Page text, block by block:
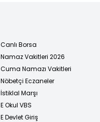
Canlı Borsa
Namaz Vakitleri 2026
Cuma Namazı Vakitleri
Nöbetçi Eczaneler
İstiklal Marşı
E Okul VBS
E Devlet Giriş